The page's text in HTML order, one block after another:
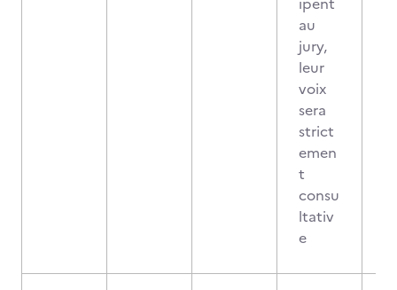
au
jury,
leur
voix
sera
strict
emen
t
consu
ltativ
e